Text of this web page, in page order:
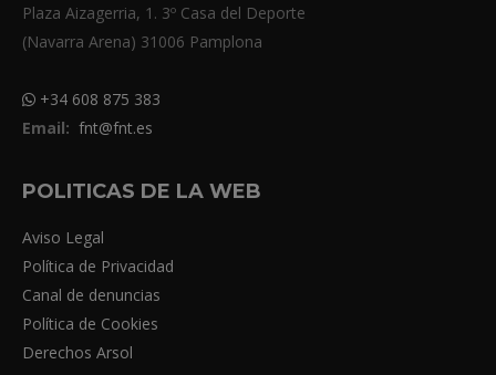
Plaza Aizagerria, 1. 3º Casa del Deporte
(Navarra Arena) 31006 Pamplona
+34 608 875 383
Email: fnt@fnt.es
POLITICAS DE LA WEB
Aviso Legal
Política de Privacidad
Canal de denuncias
Política de Cookies
Derechos Arsol